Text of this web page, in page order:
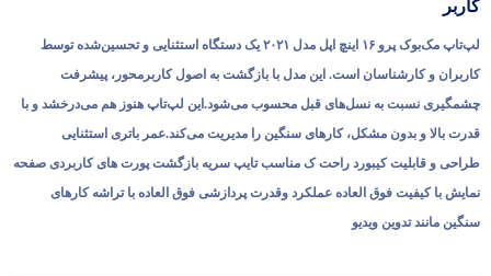
کاربر
لپ‌تاپ مک‌بوک پرو ۱۶ اینچ اپل مدل ۲۰۲۱ یک دستگاه استثنایی و تحسین‌شده توسط
کاربران و کارشناسان است. این مدل با بازگشت به اصول کاربرمحور، پیشرفت
چشمگیری نسبت به نسل‌های قبل محسوب می‌شود.این لپ‌تاپ هنوز هم می‌درخشد و با
قدرت بالا و بدون مشکل، کارهای سنگین را مدیریت می‌کند.عمر باتری استثنایی
طراحی و قابلیت کیبورد راحت ک مناسب تایپ سریه بازگشت پورت های کاربردی صفحه
نمایش با کیفیت فوق العاده عملکرد وقدرت پردازشی فوق العاده با تراشه کارهای
سنگین مانند تدوین ویدیو